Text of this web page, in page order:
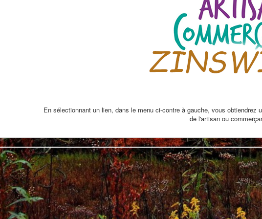
En sélectionnant un lien, dans le menu ci-contre à gauche, vous
de l'artisan ou